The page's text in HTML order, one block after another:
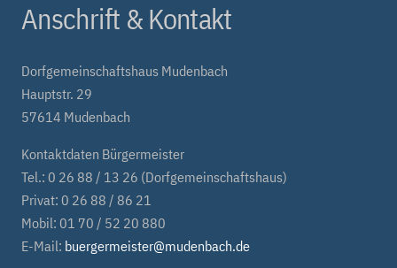
Anschrift & Kontakt
Dorfgemeinschaftshaus Mudenbach
Hauptstr. 29
57614 Mudenbach
Kontaktdaten Bürgermeister
Tel.: 0 26 88 / 13 26 (Dorfgemeinschaftshaus)
Privat: 0 26 88 / 86 21
Mobil: 01 70 / 52 20 880
E-Mail: buergermeister@mudenbach.de